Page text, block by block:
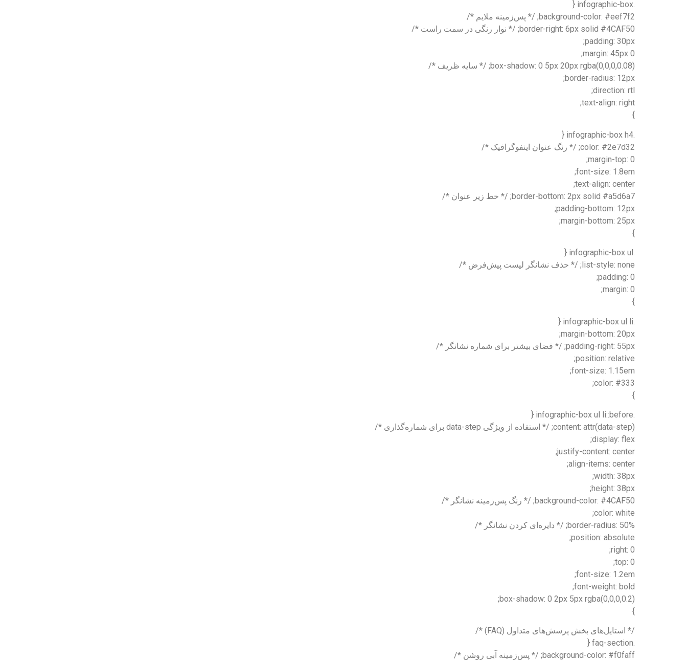
.infographic-box {
background-color: #eef7f2; /* پس‌زمینه ملایم */
border-right: 6px solid #4CAF50; /* نوار رنگی در سمت راست */
padding: 30px;
margin: 45px 0;
box-shadow: 0 5px 20px rgba(0,0,0,0.08); /* سایه ظریف */
border-radius: 12px;
direction: rtl;
text-align: right;
}
color: #2e7d32; /* رنگ عنوان اینفوگرافیک */
margin-top: 0;
font-size: 1.8em;
text-align: center;
border-bottom: 2px solid #a5d6a7; /* خط زیر عنوان */
padding-bottom: 12px;
margin-bottom: 25px;
}
.infographic-box ul {
list-style: none; /* حذف نشانگر لیست پیش‌فرض */
padding: 0;
margin: 0;
}
margin-bottom: 20px;
padding-right: 55px; /* فضای بیشتر برای شماره نشانگر */
position: relative;
font-size: 1.15em;
color: #333;
}
.infographic-box ul li::before {
content: attr(data-step); /* استفاده از ویژگی data-step برای شماره‌گذاری */
display: flex;
justify-content: center;
align-items: center;
width: 38px;
height: 38px;
background-color: #4CAF50; /* رنگ پس‌زمینه نشانگر */
color: white;
border-radius: 50%; /* دایره‌ای کردن نشانگر */
position: absolute;
right: 0;
top: 0;
font-size: 1.2em;
font-weight: bold;
box-shadow: 0 2px 5px rgba(0,0,0,0.2);
}
/* استایل‌های بخش پرسش‌های متداول (FAQ) */
.faq-section {
background-color: #f0faff; /* پس‌زمینه آبی روشن */